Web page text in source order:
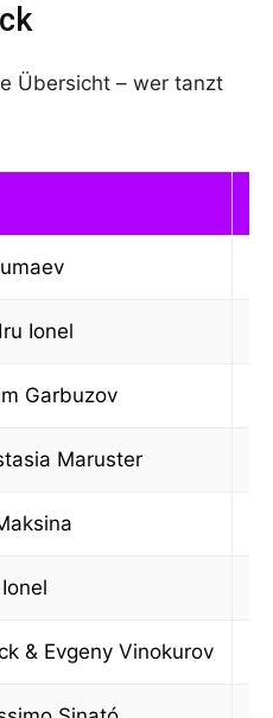
Übersicht – wer tanzt
Ionel
Garbuzov
Maruster
& Evgeny Vinokurov